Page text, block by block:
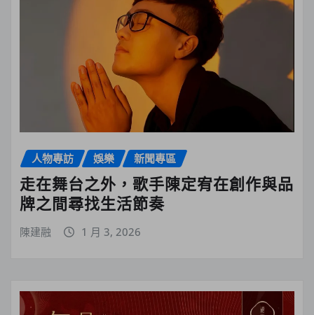
人物專訪 娛樂 新聞專區
走在舞台之外，歌手陳定宥在創作與品
牌之間尋找生活節奏
陳建融 1 月 3, 2026